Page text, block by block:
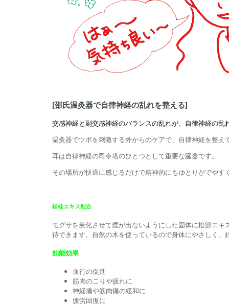
[邵氏温灸器で自律神経の乱れを整える]
交感神経と副交感神経のバランスの乱れが、自律神経の乱
温灸器でツボを刺激する外からのケアで、自律神経を整え
耳は自律神経の司令塔のひとつとして重要な臓器です。
その場所が快適に感じるだけで精神的にもゆとりがでやす
松桂エキス配合
モグサを炭化させて煙が出ないようにした固体に松節エ
待できます。自然の木を使っているので身体にやさしく、
効能効果
血行の促進
筋肉のこりや疲れに
神経痛や筋肉痛の緩和に
疲労回復に